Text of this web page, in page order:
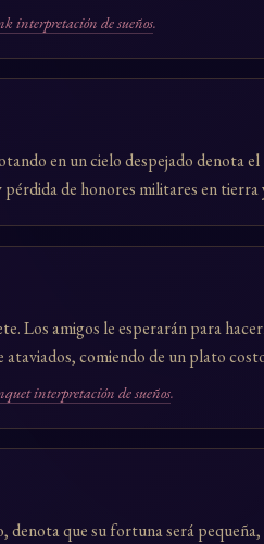
interpretación de sueños.
en un cielo despejado denota
de honores militares en tierra
Los amigos le esperarán para
comiendo de un plato
interpretación de sueños.
denota que su fortuna será